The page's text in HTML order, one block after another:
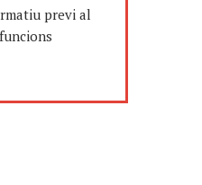
previ al